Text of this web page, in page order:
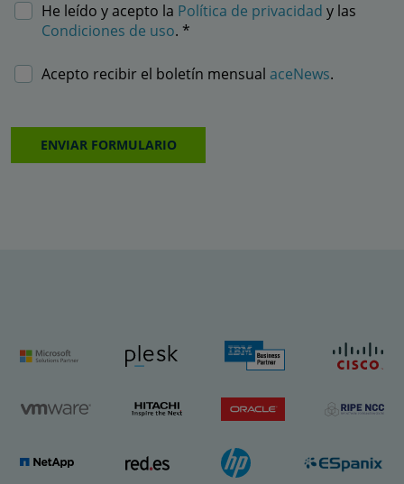
He leído y acepto la Política de privacidad y las
Condiciones de uso. *
Acepto recibir el boletín mensual aceNews.
ENVIAR FORMULARIO